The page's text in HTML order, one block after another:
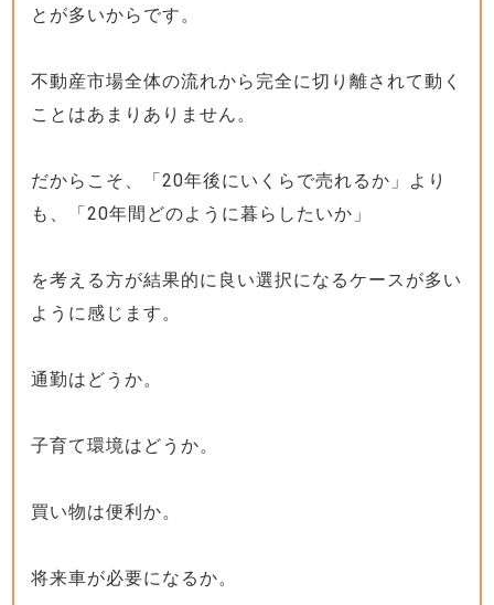
とが多いからです。
不動産市場全体の流れから完全に切り離されて動く
ことはあまりありません。
だからこそ、「20年後にいくらで売れるか」より
も、「20年間どのように暮らしたいか」
を考える方が結果的に良い選択になるケースが多い
ように感じます。
通勤はどうか。
子育て環境はどうか。
買い物は便利か。
将来車が必要になるか。